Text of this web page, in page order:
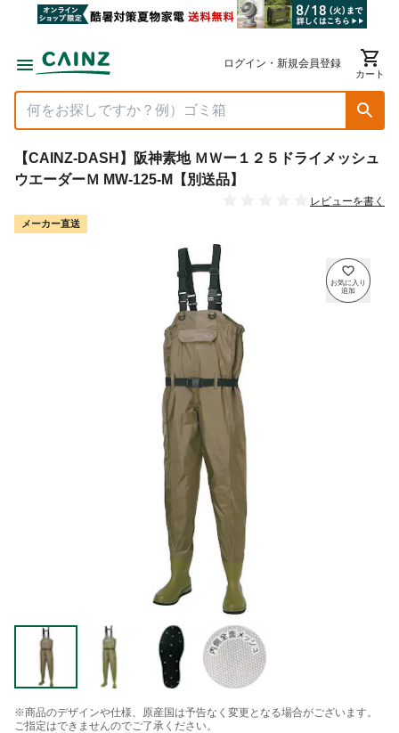
ログイン・新規会員登録
カート
【CAINZ-DASH】阪神素地 ＭＷー１２５ドライメッシュ
ウエーダーＭ MW-125-M【別送品】
レビューを書く
メーカー直送
※商品のデザインや仕様、原産国は予告なく変更となる場合がございます。
ご指定はできませんのでご了承ください。